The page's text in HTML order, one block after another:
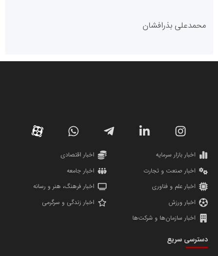
پایگاه خبری گفتمان یزد
دانشگاه سئوی ایران
تامین آهن اسفنجی تولیدکنندگان فولاد در کشور
محمدعلی بذرافشان
مریم حاج نوروز نظری
اخبار بازار سرمایه
اخبار اقتصادی
اخبار صنعت و تجارت
اخبار جامعه
اخبار علم و فناوری
اخبار فرهنگ، هنر و رسانه
اخبار ورزش
اخبار زندگی و سرگرمی
اخبار سازمان‌ها و شرکت‌ها
دسترسی سریع